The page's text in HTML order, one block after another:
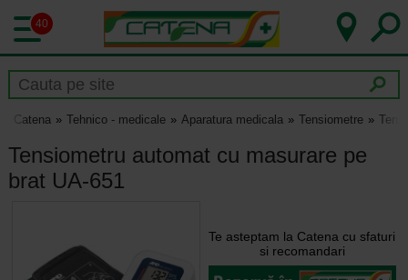
40
Catena Tehnico - medicale Aparatura medicala Tensiometre
Tensiometru automat cu masurare pe
brat UA-651
Te asteptam la Catena cu sfaturi
si recomandari